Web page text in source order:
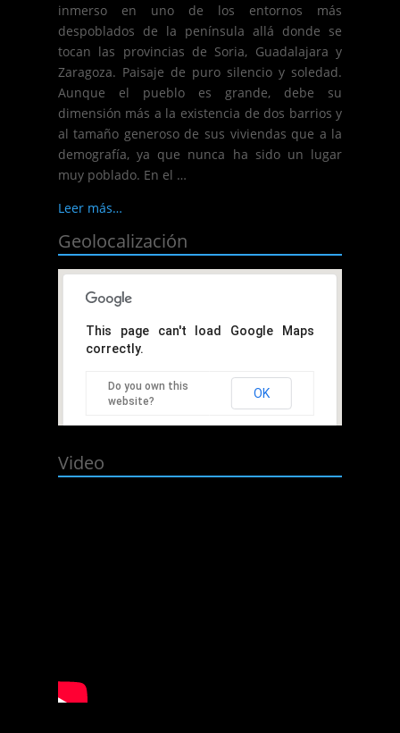
inmerso en uno de los entornos más
despoblados de la península allá donde se
tocan las provincias de Soria, Guadalajara y
Zaragoza. Paisaje de puro silencio y soledad.
Aunque el pueblo es grande, debe su
dimensión más a la existencia de dos barrios y
al tamaño generoso de sus viviendas que a la
demografía, ya que nunca ha sido un lugar
muy poblado. En el …
Leer más…
Geolocalización
This page can't load Google Maps
correctly.
Do you own this
website?
OK
Video